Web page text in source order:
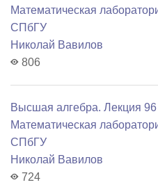
Математичеcкая
СПбГУ
Николай Вавилов
806
Высшая алгебра. Лекция 96
Математичеcкая
СПбГУ
Николай Вавилов
724